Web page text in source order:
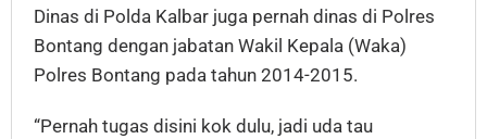
Dinas di Polda Kalbar juga pernah dinas di Polres
Bontang dengan jabatan Wakil Kepala (Waka)
Polres Bontang pada tahun 2014-2015.
“Pernah tugas disini kok dulu, jadi uda tau